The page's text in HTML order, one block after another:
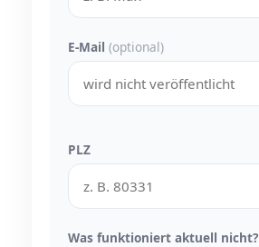
E-Mail (optional)
PLZ
Was funktioniert aktuell nicht?